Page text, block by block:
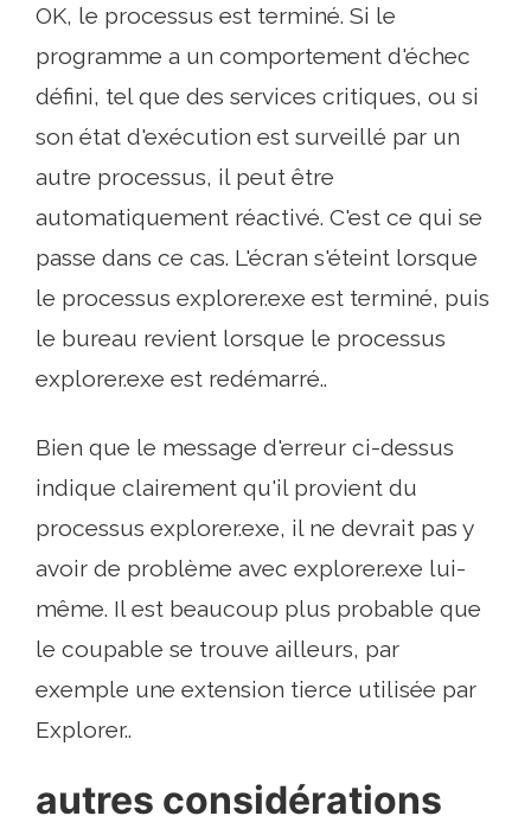
OK, le processus est terminé. Si le
programme a un comportement d'échec
défini, tel que des services critiques, ou si
son état d'exécution est surveillé par un
autre processus, il peut être
automatiquement réactivé. C'est ce qui se
passe dans ce cas. L'écran s'éteint lorsque
le processus explorer.exe est terminé, puis
le bureau revient lorsque le processus
explorer.exe est redémarré..
Bien que le message d'erreur ci-dessus
indique clairement qu'il provient du
processus explorer.exe, il ne devrait pas y
avoir de problème avec explorer.exe lui-
même. Il est beaucoup plus probable que
le coupable se trouve ailleurs, par
exemple une extension tierce utilisée par
Explorer..
autres considérations